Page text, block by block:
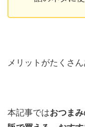
メリットがたくさ
本記事ではおつま